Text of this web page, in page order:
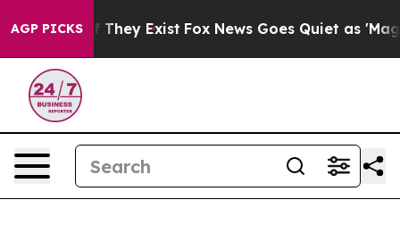
AGP PICKS
Proof They Exist Fox News Goes Quiet as 'Maga